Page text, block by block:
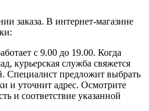
заказа. В интернет-магазине
с 9.00 до 19.00. Когда
курьерская служба свяжется
Специалист предложит выбрать
и уточнит адрес. Осмотрите
и соответствие указанной